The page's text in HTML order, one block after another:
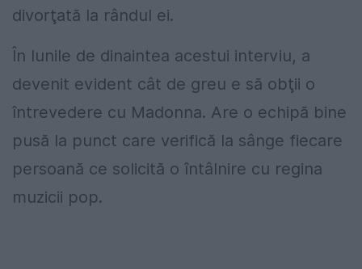
divorţată la rândul ei.
În lunile de dinaintea acestui interviu, a
devenit evident cât de greu e să obţii o
întrevedere cu Madonna. Are o echipă bine
pusă la punct care verifică la sânge fiecare
persoană ce solicită o întâlnire cu regina
muzicii pop.